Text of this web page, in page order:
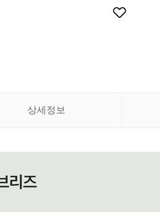
상세정보